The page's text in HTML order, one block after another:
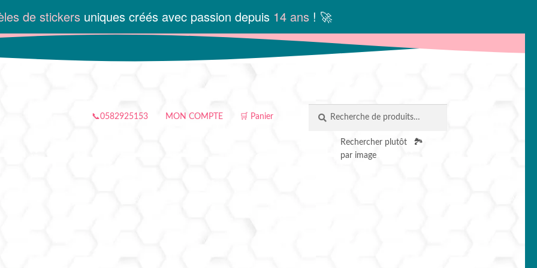
de stickers uniques créés avec passion depuis 14 ans ! 🚀
📞0582925153 MON COMPTE 🛒 Panier
pour :
RECHERCHE
Rechercher plutôt
par image
🏞️